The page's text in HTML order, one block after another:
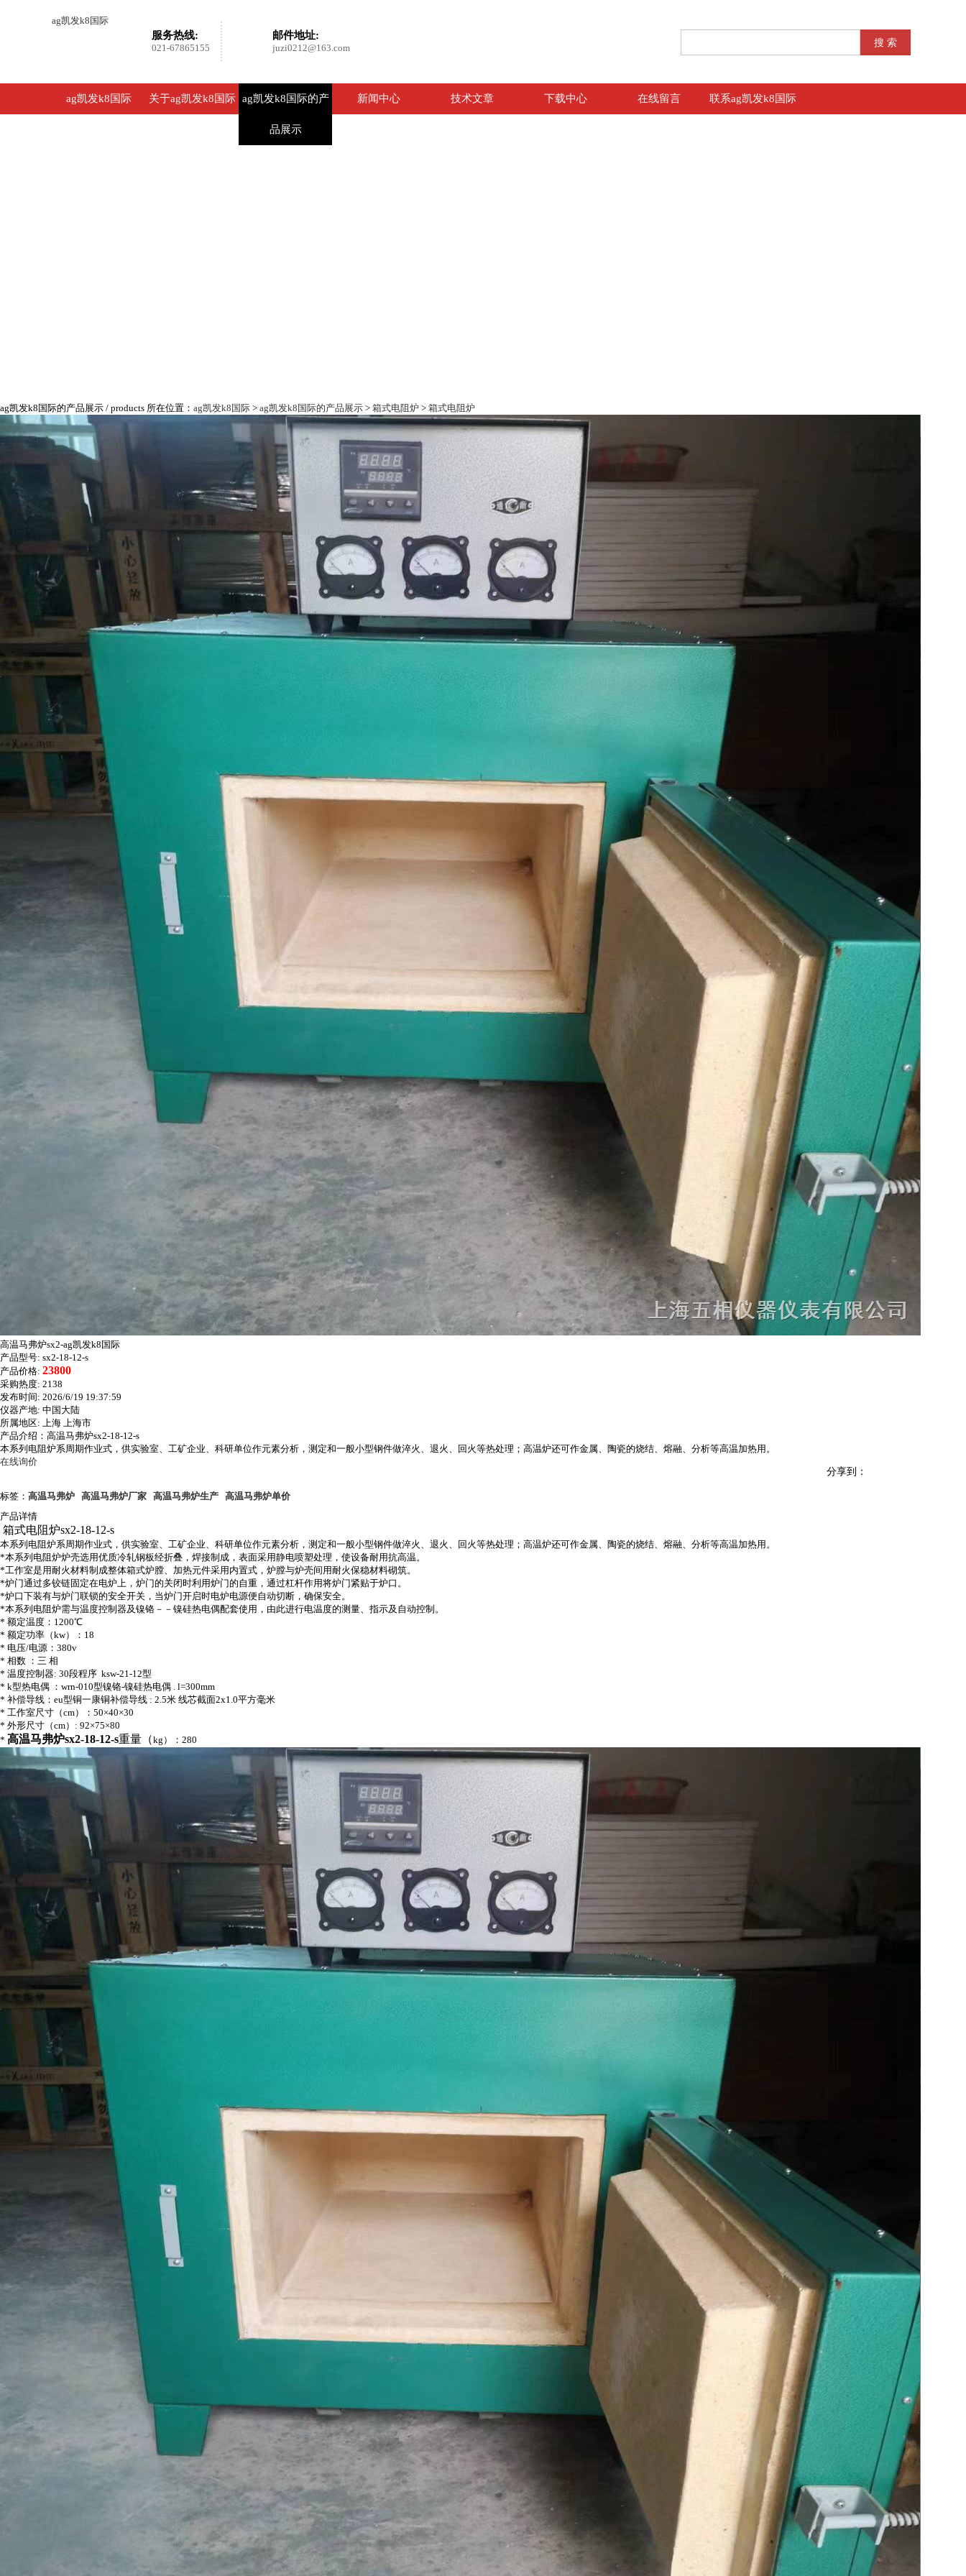
ag凯发k8国际
邮件地址:
juzi0212@163.com
服务热线:
021-67865155
ag凯发k8国际 关于ag凯发k8国际 ag凯发k8国际的产
品展示
新闻中心 技术文章 下载中心 在线留言 联系ag凯发k8国际
ag凯发k8国际的产品展示 / products 所在位置： ag凯发k8国际 > ag凯发k8国际的产品展示 > 箱式电阻炉 > 箱式电阻炉
高温马弗炉sx2-ag凯发k8国际
产品型号: sx2-18-12-s
产品价格: 23800
采购热度: 2138
发布时间: 2026/6/19 19:37:59
仪器产地: 中国大陆
所属地区: 上海 上海市
产品介绍：高温马弗炉sx2-18-12-s
本系列电阻炉系周期作业式，供实验室、工矿企业、科研单位作元素分析，测定和一般小型钢件做淬火、退火、回火等热处理；高温炉还可作金属、陶瓷的烧结、熔融、分析等高温加热用。
在线询价
分享到：
标签： 高温马弗炉 高温马弗炉厂家 高温马弗炉生产 高温马弗炉单价
产品详情
箱式电阻炉sx2-18-12-s
本系列电阻炉系周期作业式，供实验室、工矿企业、科研单位作元素分析，测定和一般小型钢件做淬火、退火、回火等热处理；高温炉还可作金属、陶瓷的烧结、熔融、分析等高温加热用。
*本系列电阻炉炉壳选用优质冷轧钢板经折叠，焊接制成，表面采用静电喷塑处理，使设备耐用抗高温。
*工作室是用耐火材料制成整体箱式炉膛、加热元件采用内置式，炉膛与炉壳间用耐火保稳材料砌筑。
*炉门通过多铰链固定在电炉上，炉门的关闭时利用炉门的自重，通过杠杆作用将炉门紧贴于炉口。
*炉口下装有与炉门联锁的安全开关，当炉门开启时电炉电源便自动切断，确保安全。
*本系列电阻炉需与温度控制器及镍铬 －－ 镍硅热电偶配套使用，由此进行电温度的测量、指示及自动控制。
* 额定温度： 1200℃
* 额定功率（kw）： 18
* 电压/电源： 380v
* 相数 ：三 相
* 温度控制器: 30段程序 ksw-21-12型
* k型热电偶 ： wrn-010型镍铬-镍硅热电偶 . l=300mm
* 补偿导线： eu型铜一康铜补偿导线 : 2.5米 线芯截面2x1.0平方毫米
* 工作室尺寸（cm）： 50×40×30
* 外形尺寸（cm） : 92×75×80
* 高温马弗炉sx2-18-12-s重量（kg ）： 280